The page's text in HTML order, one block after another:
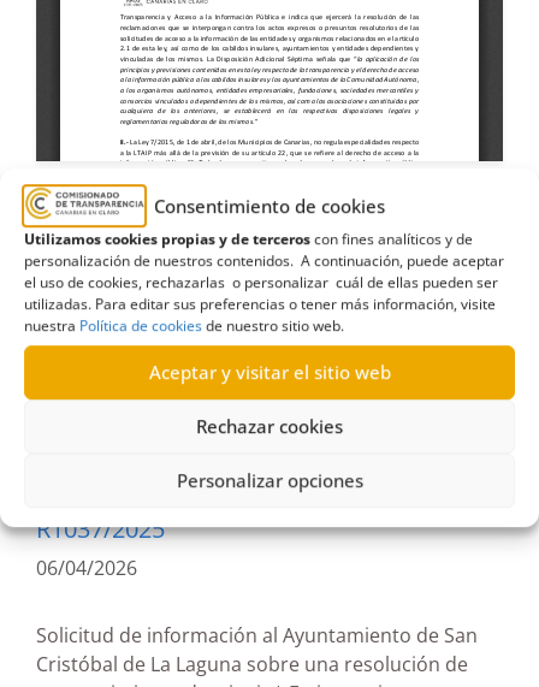
Consentimiento de cookies
Utilizamos cookies propias y de terceroscon fines analíticos y de
personalización de nuestros contenidos. A continuación, puede aceptar
el uso de cookies, rechazarlas o personalizar cuál de ellas pueden ser
utilizadas. Para editar sus preferencias o tener más información, visite
nuestra Política de cookiesde nuestro sitio web.
Aceptar y visitar el sitio web
Rechazar cookies
Personalizar opciones
ASIPAL-CSL,asociación sindical independiente
de Policías de las Administraciones Locales de
Canarias,Ayuntamiento de San Cristóbal de La
Laguna,Cargo,Estimatoria,funciones,Policía local,
R1037/2025
06/04/2026
Solicitud de información al Ayuntamiento de San
Cristóbal de La Laguna sobre una resolución de